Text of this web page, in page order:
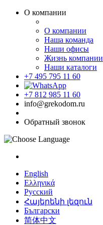
О компании
О компании
Наша команда
Наши офисы
Жизнь компании
Наши каталоги
+7 495 795 11 60
+7 812 985 11 60
info@grekodom.ru
Обратный звонок
English
Ελληνικά
Русский
Հայերենի լեզուն
Български
简体中文